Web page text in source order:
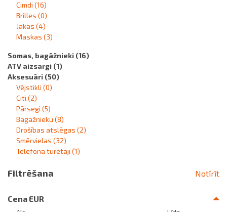
Cimdi (16)
Brilles (0)
Jakas (4)
Maskas (3)
Somas, bagāžnieki (16)
ATV aizsargi (1)
Aksesuāri (50)
Vējstikli (0)
Citi (2)
Pārsegi (5)
Bagažnieku (8)
Drošības atslēgas (2)
Smērvielas (32)
Telefona turētāji (1)
Filtrēšana Notīrīt
Cena EUR